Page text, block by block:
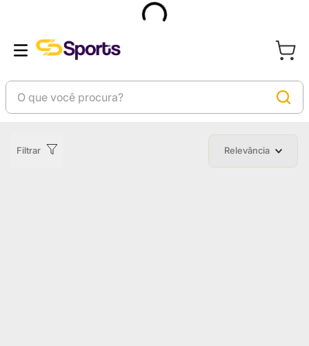
Filtrar Relevância